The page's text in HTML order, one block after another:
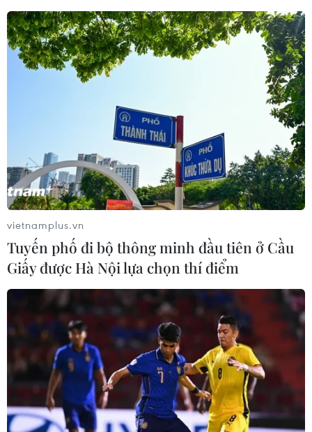
vietnamplus.vn
Tuyến phố đi bộ thông minh đầu tiên ở Cầu
Giấy được Hà Nội lựa chọn thí điểm